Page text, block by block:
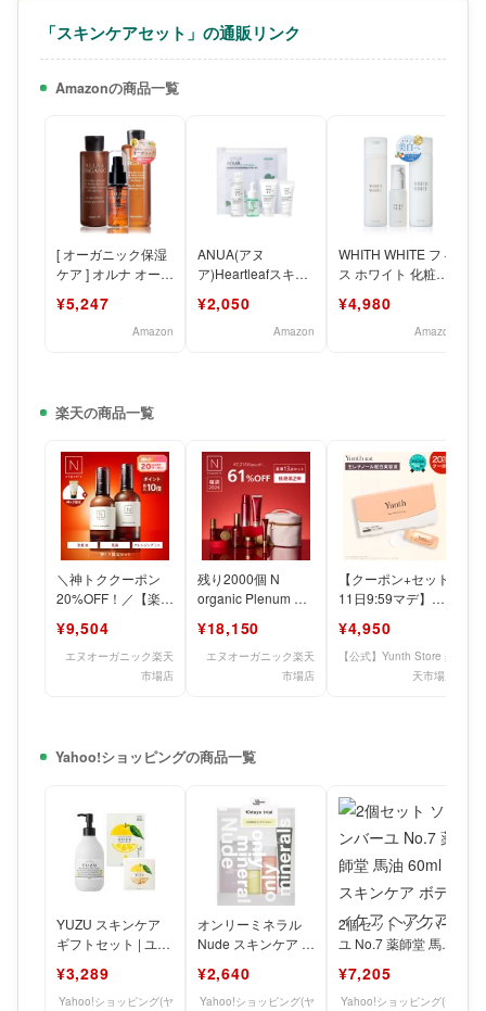
「スキンケアセット」の通販リンク
Amazonの商品一覧
[ オーガニック保湿
ケア ] オルナ オーガ
セット 化粧水 乳
¥5,247
Amazon
ANUA(アヌ
ア)Heartleafスキン
(化粧水+美容液+
¥2,050
Amazon
WHITH WHITE フィ
ス ホワイト 化粧水
外品 セラ
¥4,980
Amazon
楽天の商品一覧
＼神トククーポン
20%OFF！／【楽天
ト】N organic B
¥9,504
エヌオーガニック楽天
市場店
残り2000個 N
organic Plenum 福
¥18,150
エヌオーガニック楽天
市場店
【クーポン+セット
11日9:59マデ】
チノール配合美容液
¥4,950
【公式】Yunth Store 楽
天市場店
Yahoo!ショッピングの商品一覧
YUZU スキンケア
ギフトセット | ユズ
ルクローシ
¥3,289
Yahoo!ショッピング(ヤ
オンリーミネラル
Nude スキンケア ト
セット )/ オ
¥2,640
Yahoo!ショッピング(ヤ
2個セット ソンバー
ユ No.7 薬師堂 馬油
ディケア
¥7,205
Yahoo!ショッピング(ヤ